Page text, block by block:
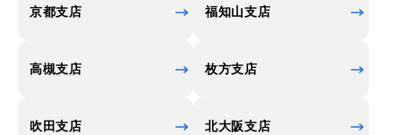
京都支店 福知山支店
高槻支店 枚方支店
吹田支店 北大阪支店